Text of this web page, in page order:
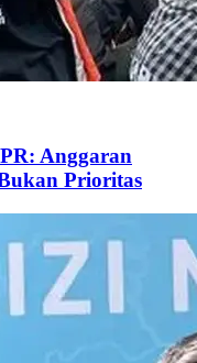
Anggaran
Prioritas